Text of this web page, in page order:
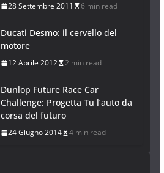
28 Settembre 2011 6 min read
Ducati Desmo: il cervello del
motore
12 Aprile 2012 2 min read
Dunlop Future Race Car
Challenge: Progetta Tu l’auto da
corsa del futuro
24 Giugno 2014 4 min read